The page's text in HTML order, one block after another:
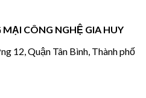
CÔNG NGHỆ GIA HUY
12, Quận Tân Bình, Thành phố